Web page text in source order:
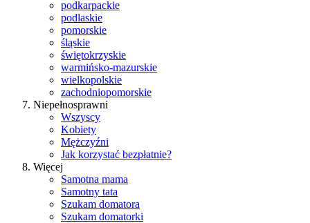
podkarpackie
podlaskie
pomorskie
śląskie
świętokrzyskie
warmińsko-mazurskie
wielkopolskie
zachodniopomorskie
Niepełnosprawni
Wszyscy
Kobiety
Mężczyźni
Jak korzystać bezpłatnie?
Więcej
Samotna mama
Samotny tata
Szukam domatora
Szukam domatorki